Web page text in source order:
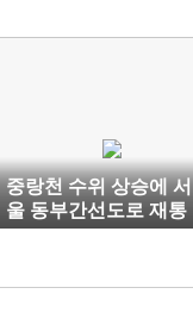
중랑천 수위 상승에 서
울 동부간선도로 재통
제